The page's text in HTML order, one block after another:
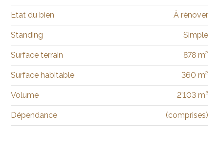
Etat du bien À rénover
Standing Simple
Surface terrain 878 m²
Surface habitable 360 m²
Volume 2'103 m³
Dépendance (comprises)